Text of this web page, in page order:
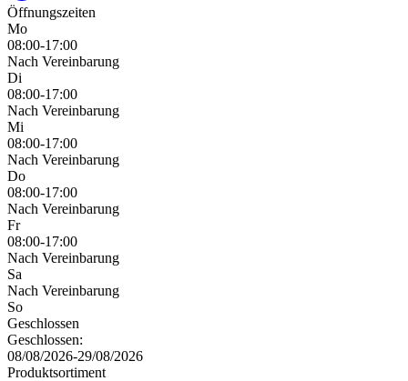
Öffnungszeiten
Mo
08:00-17:00
Nach Vereinbarung
Di
08:00-17:00
Nach Vereinbarung
Mi
08:00-17:00
Nach Vereinbarung
Do
08:00-17:00
Nach Vereinbarung
Fr
08:00-17:00
Nach Vereinbarung
Sa
Nach Vereinbarung
So
Geschlossen
Geschlossen:
08/08/2026-29/08/2026
Produktsortiment